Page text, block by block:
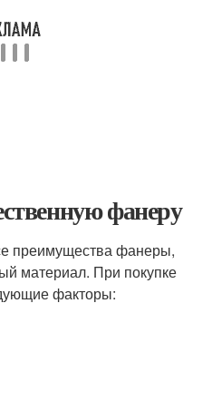
фанеру
преимущества фанеры,
материал. При покупке
факторы: